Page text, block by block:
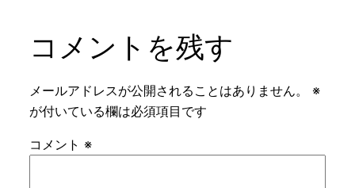
コメントを残す
メールアドレスが公開されることはありません。
※
が付いている欄は必須項目です
コメント ※